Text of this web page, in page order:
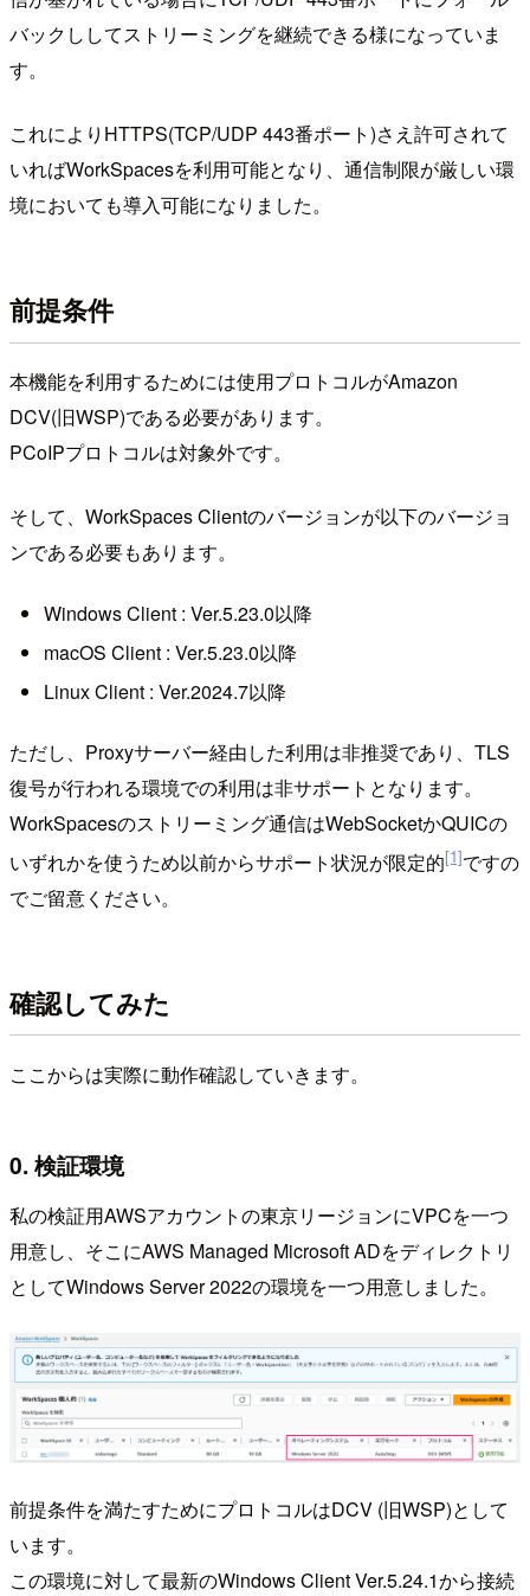
バックししてストリーミングを継続できる様になっていま
す。
これによりHTTPS(TCP/UDP 443番ポート)さえ許可されて
いればWorkSpacesを利用可能となり、通信制限が厳しい環
境においても導入可能になりました。
前提条件
本機能を利用するためには使用プロトコルがAmazon
DCV(旧WSP)である必要があります。
PCoIPプロトコルは対象外です。
そして、WorkSpaces Clientのバージョンが以下のバージョ
ンである必要もあります。
Windows Client : Ver.5.23.0以降
macOS Client : Ver.5.23.0以降
Linux Client : Ver.2024.7以降
ただし、Proxyサーバー経由した利用は非推奨であり、TLS
復号が行われる環境での利用は非サポートとなります。
WorkSpacesのストリーミング通信はWebSocketかQUICの
いずれかを使うため以前からサポート状況が限定的[1]ですの
でご留意ください。
確認してみた
ここからは実際に動作確認していきます。
0. 検証環境
私の検証用AWSアカウントの東京リージョンにVPCを一つ
用意し、そこにAWS Managed Microsoft ADをディレクトリ
としてWindows Server 2022の環境を一つ用意しました。
前提条件を満たすためにプロトコルはDCV (旧WSP)として
います。
この環境に対して最新のWindows Client Ver.5.24.1から接続